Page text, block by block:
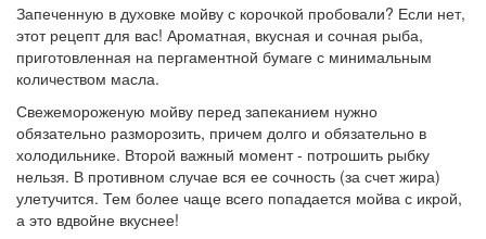
Запеченную в духовке мойву с корочкой пробовали? Если нет,
этот рецепт для вас! Ароматная, вкусная и сочная рыба,
приготовленная на пергаментной бумаге с минимальным
количеством масла.
Свежемороженую мойву перед запеканием нужно
обязательно разморозить, причем долго и обязательно в
холодильнике. Второй важный момент - потрошить рыбку
нельзя. В противном случае вся ее сочность (за счет жира)
улетучится. Тем более чаще всего попадается мойва с икрой,
а это вдвойне вкуснее!